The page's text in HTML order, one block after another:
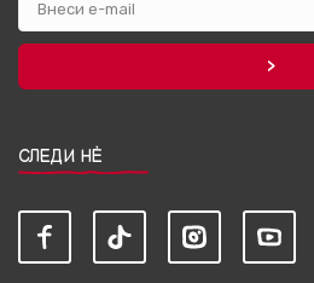
СЛЕДИ НЀ